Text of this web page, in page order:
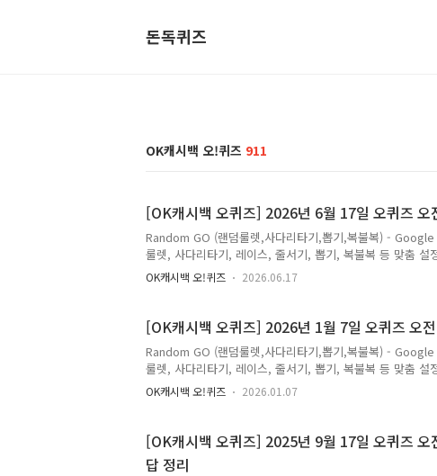
돈독퀴즈
OK캐시백 오!퀴즈 911
[OK캐시백 오퀴즈] 2026년 6월 17일 오퀴즈
Random GO (랜덤룰렛,사다리타기,뽑기,복불복) -
룰렛, 사다리타기, 레이스, 줄서기, 뽑기, 복불복 등 맞춤
월 17일 OK캐시백 오퀴즈 오전 11시 제주항공/경동나비엔
택!뜨거운 햇살처럼 떠나고 싶은 마음도 커지는 지금,국내
OO월 OO일[썸머위크로 여름 혜택 시작!]▶국내선 전용 최
쿠..
OK캐시백 오!퀴즈 2026.06.17
[OK캐시백 오퀴즈] 2026년 1월 7일 오퀴즈 오
Random GO (랜덤룰렛,사다리타기,뽑기,복불복) -
룰렛, 사다리타기, 레이스, 줄서기, 뽑기, 복불복 등 맞춤
월 7일 OK캐시백 오퀴즈 오전 11시 코웨이ㅇㅇㅋ 정답모
낼 코웨이 HIT 정수기 2대 (ㅇ ㅇ ㅋ 정수기2와 ㅇ ㅇ ㅋ
브 방송 혜택을 놓치지 마세요 정답은 [ 아이콘 ] 저는 오퀴
OK캐시백 오!퀴즈 2026.01.07
[OK캐시백 오퀴즈] 2025년 9월 17일 오퀴즈
답 정리